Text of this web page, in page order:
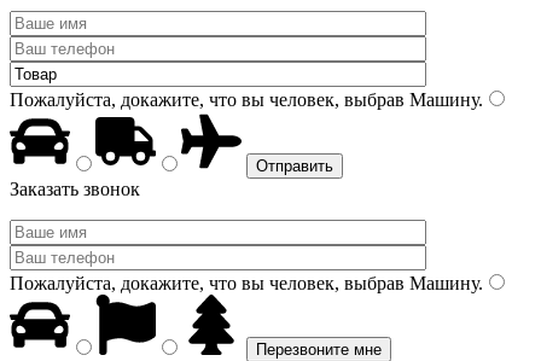
Пожалуйста, докажите, что вы человек, выбрав Машину.
Заказать звонок
Пожалуйста, докажите, что вы человек, выбрав Машину.